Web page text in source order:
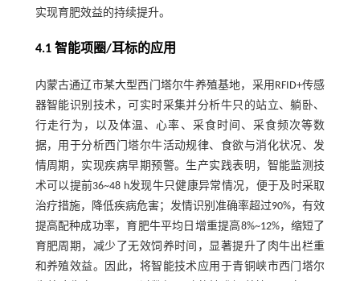
实现育肥效益的持续提升。
4.1 智能项圈/耳标的应用
内蒙古通辽市某大型西门塔尔牛养殖基地，采用RFID+传感
器智能识别技术，可实时采集并分析牛只的站立、躺卧、
行走行为，以及体温、心率、采食时间、采食频次等数
据，用于分析西门塔尔牛活动规律、食欲与消化状况、发
情周期，实现疾病早期预警。生产实践表明，智能监测技
术可以提前36~48 h发现牛只健康异常情况，便于及时采取
治疗措施，降低疾病危害；发情识别准确率超过90%，有效
提高配种成功率，育肥牛平均日增重提高8%~12%，缩短了
育肥周期，减少了无效饲养时间，显著提升了肉牛出栏重
和养殖效益。因此，将智能技术应用于青铜峡市西门塔尔